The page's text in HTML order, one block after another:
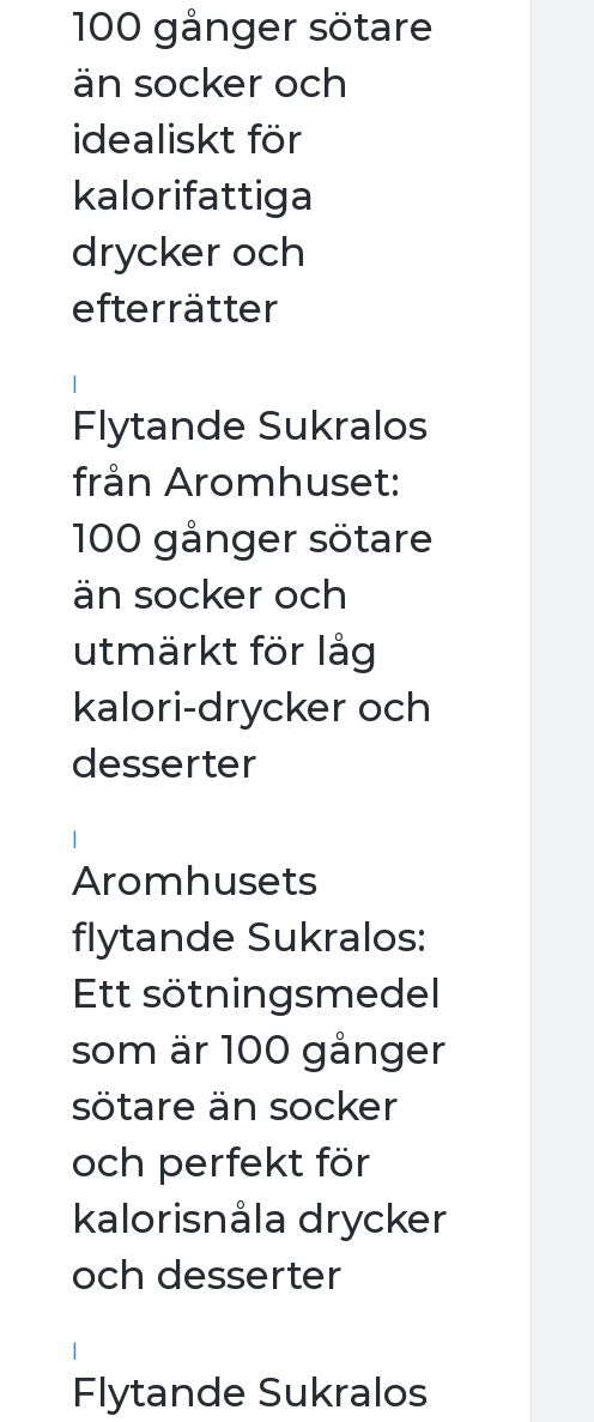
100 gånger sötare
än socker och
idealiskt för
kalorifattiga
drycker och
efterrätter
|
Flytande Sukralos
från Aromhuset:
100 gånger sötare
än socker och
utmärkt för låg
kalori-drycker och
desserter
|
Aromhusets
flytande Sukralos:
Ett sötningsmedel
som är 100 gånger
sötare än socker
och perfekt för
kalorisnåla drycker
och desserter
|
Flytande Sukralos